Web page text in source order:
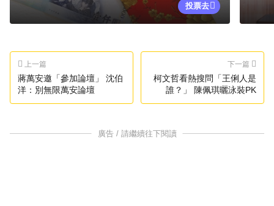
投票去
上一篇
蔣萬安邀「參加論壇」 沈伯
洋：別無限萬安論壇
下一篇
柯文哲看熱搜問「王俐人是
誰？」 陳佩琪曬泳裝PK
廣告 / 請繼續往下閱讀